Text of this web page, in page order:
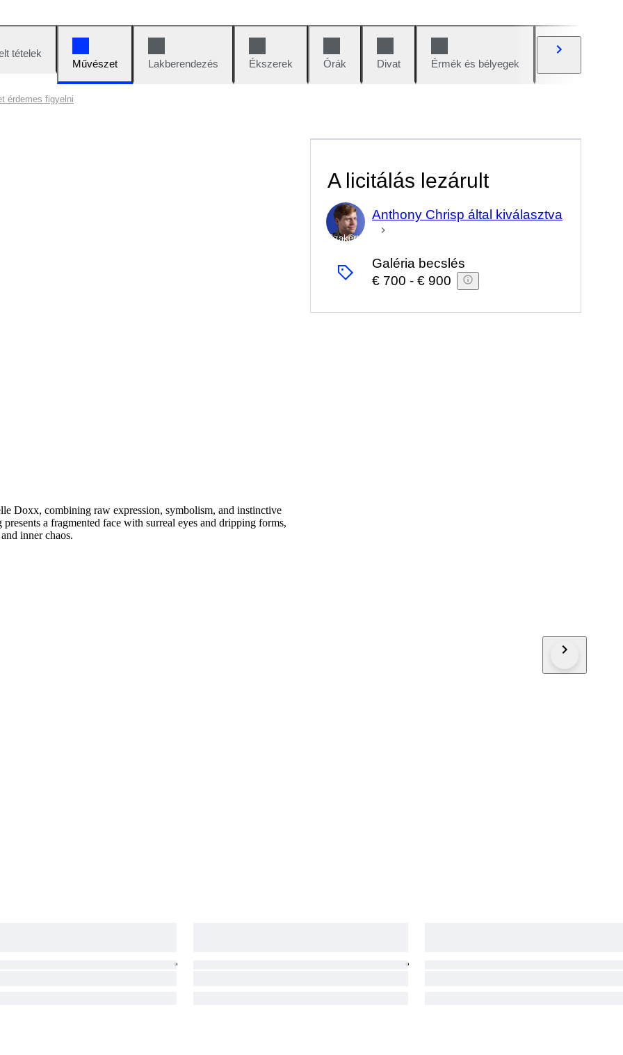
tételek
Művészet
Lakberendezés Ékszerek Órák Divat Érmék és bélyegek
érdemes figyelni
Doxx, combining raw expression, symbolism, and instinctive
a fragmented face with surreal eyes and dripping forms,
inner chaos.
title integrated into the artwork reinforces its mysterious and
emotion, identity, and perception.
the painting an authentic outsider-art and neo-expressionist
A licitálás lezárult
Szakértő
Anthony Chrisp által kiválasztva
Galéria becslés
€ 700 - € 900